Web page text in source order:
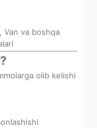
Van va boshqa
olib kelishi